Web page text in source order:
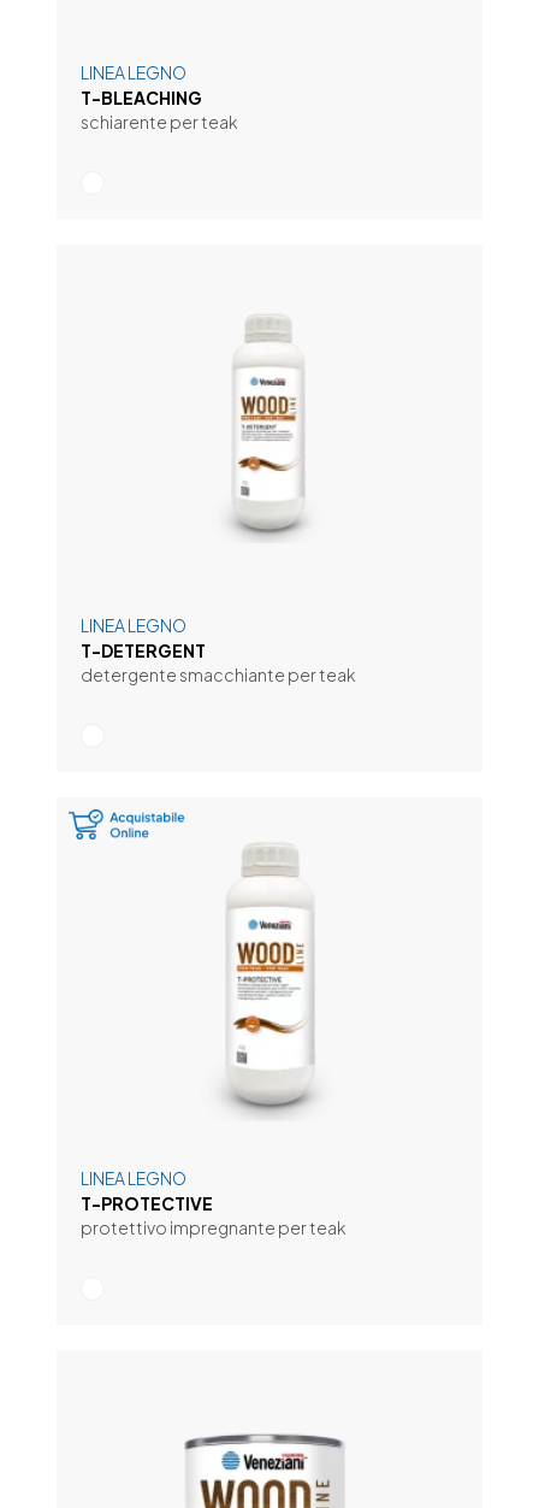
LINEA LEGNO
T-BLEACHING
schiarente per teak
LINEA LEGNO
T-DETERGENT
detergente smacchiante per teak
LINEA LEGNO
T-PROTECTIVE
protettivo impregnante per teak